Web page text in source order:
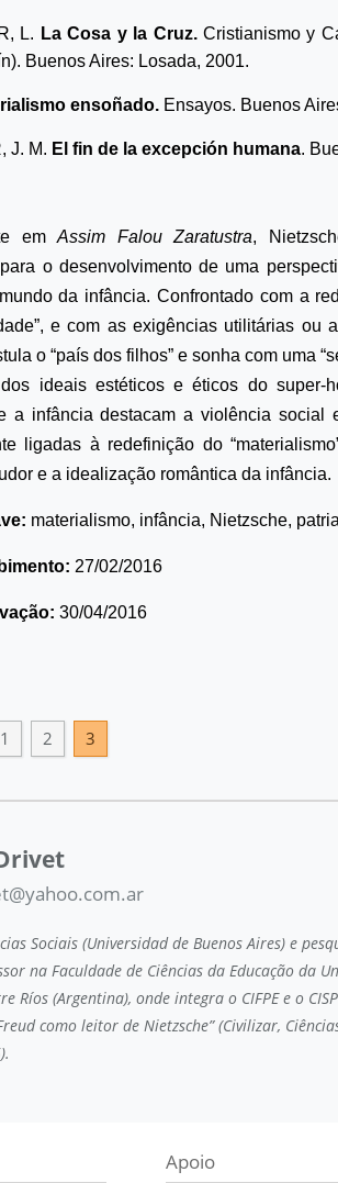
L. La Cosa y la Cruz.Cristianismo y
. Buenos Aires: Losada, 2001.
ialismo ensoñado. Ensayos. Buenos
J. M. El fin de la excepción humana.
emAssim Falou Zaratustra,
o desenvolvimento de uma
da infância. Confrontado com a
e com as exigências utilitárias ou
o “país dos filhos” e sonha com uma
ideais estéticos e éticos do super-
a infância destacam a violência social
ligadas à redefinição do
e a idealização romântica da infância.
materialismo, infância, Nietzsche,
27/02/2016
30/04/2016
1 2 3
Sociais (Universidad de Buenos Aires) e
na Faculdade de Ciências da Educação da
Ríos (Argentina), onde integra o CIFPE e o
como leitor de Nietzsche” (Civilizar,
Apoio